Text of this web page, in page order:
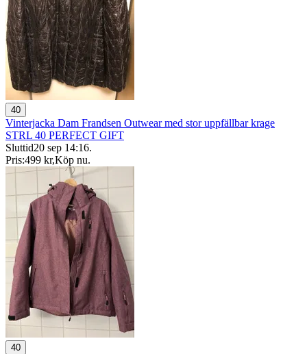
40
Vinterjacka Dam Frandsen Outwear med stor uppfällbar krage
STRL 40 PERFECT GIFT
Sluttid20 sep 14:16.
Pris:499 kr,Köp nu.
40